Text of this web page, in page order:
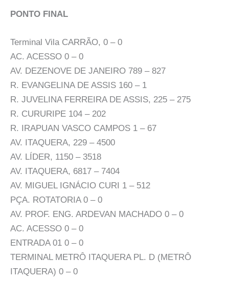
PONTO FINAL
Terminal Vila CARRÃO, 0 – 0
AC. ACESSO 0 – 0
AV. DEZENOVE DE JANEIRO 789 – 827
R. EVANGELINA DE ASSIS 160 – 1
R. JUVELINA FERREIRA DE ASSIS, 225 – 275
R. CURURIPE 104 – 202
R. IRAPUAN VASCO CAMPOS 1 – 67
AV. ITAQUERA, 229 – 4500
AV. LÍDER, 1150 – 3518
AV. ITAQUERA, 6817 – 7404
AV. MIGUEL IGNÁCIO CURI 1 – 512
PÇA. ROTATORIA 0 – 0
AV. PROF. ENG. ARDEVAN MACHADO 0 – 0
AC. ACESSO 0 – 0
ENTRADA 01 0 – 0
TERMINAL METRÔ ITAQUERA PL. D (METRÔ
ITAQUERA) 0 – 0